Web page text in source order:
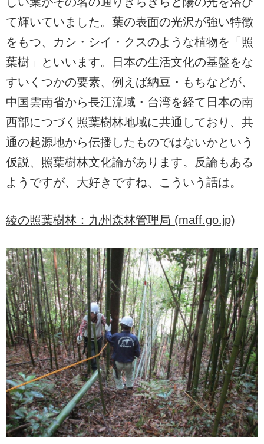
て輝いていました。葉の表面の光沢が強い特徴
をもつ、カシ・シイ・クスのような植物を「照
葉樹」といいます。日本の生活文化の基盤をな
すいくつかの要素、例えば納豆・もちなどが、
中国雲南省から長江流域・台湾を経て日本の南
西部につづく照葉樹林地域に共通しており、共
通の起源地から伝播したものではないかという
仮説、 照葉樹林文化論があります。反論もある
ようですが、大好きですね、こういう話は。
綾の照葉樹林：九州森林管理局 (maff.go.jp)